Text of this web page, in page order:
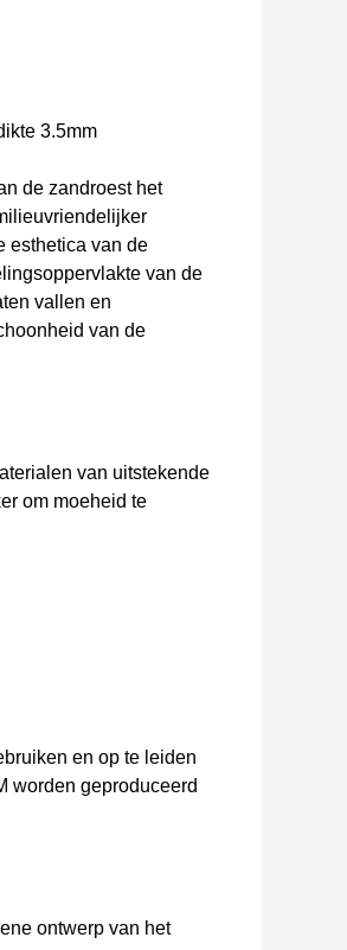
3.5mm
de zandroest het
esthetica van de
van de
vallen en
van de
van uitstekende
om moeheid te
en op te leiden
worden geproduceerd
ontwerp van het